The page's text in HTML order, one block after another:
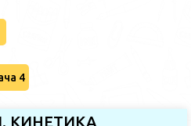
4
КИНЕТИКА